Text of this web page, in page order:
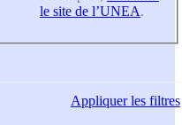
le site de l’UNEA.
Appliquerles filtres